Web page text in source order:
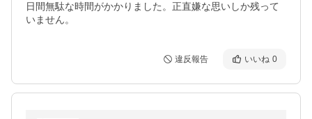
日間無駄な時間がかかりました。正直嫌な思いしか残って
いません。
違反報告 いいね 0